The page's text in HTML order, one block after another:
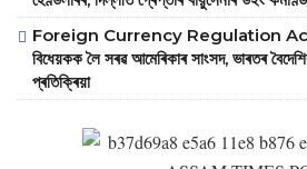
Foreign Currency Regulation Act :
বিধেয়কক লৈ সৰৱ আমেৰিকাৰ সাংসদ, ভাৰতৰ
প্ৰতিক্ৰিয়া